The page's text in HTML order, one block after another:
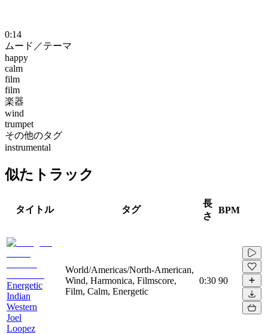
0:14
ムード／テーマ
happy
calm
film
film
楽器
wind
trumpet
その他のタグ
instrumental
似たトラック
タイトル タグ
長
さ
BPM
Energetic
Indian
Western
Joel
Loopez
World/Americas/North-American,
Wind, Harmonica, Filmscore,
Film, Calm, Energetic
0:30 90